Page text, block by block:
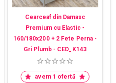
Cearceaf din Damasc
Premium cu Elastic -
160/180x200 + 2 Fete Perna -
Gri Plumb - CED_K143
avem 1 ofertă